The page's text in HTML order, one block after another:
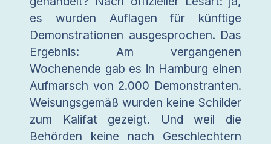
es wurden Auflagen für künftige
Demonstrationen ausgesprochen. Das
Ergebnis: Am vergangenen
Wochenende gab es in Hamburg einen
Aufmarsch von 2.000 Demonstranten.
Weisungsgemäß wurden keine Schilder
zum Kalifat gezeigt. Und weil die
Behörden keine nach Geschlechtern